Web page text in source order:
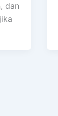
dan